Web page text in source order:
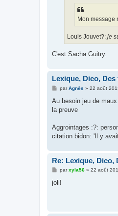
Mon message
Louis Jouvet?: je
C'est Sacha Guitry.
Lexique, Dico,
M
s
a
parAgnès » 22 août
Au besoin jeu de
la preuve
Aggrointages :?:
citation bidon: 'Il y
Re: Lexique, Dico,
M
s
parxyla56» 22 août
joli!